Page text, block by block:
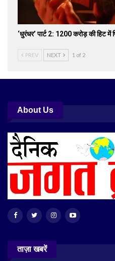
‘धुरंधर’ पार्ट 2: 1200 करोड़ की हिट में
PREV NEXT 1 of 2
About Us
ताज़ा खबरें